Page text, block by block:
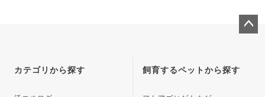
カテゴリから探す 飼育するペットから探す